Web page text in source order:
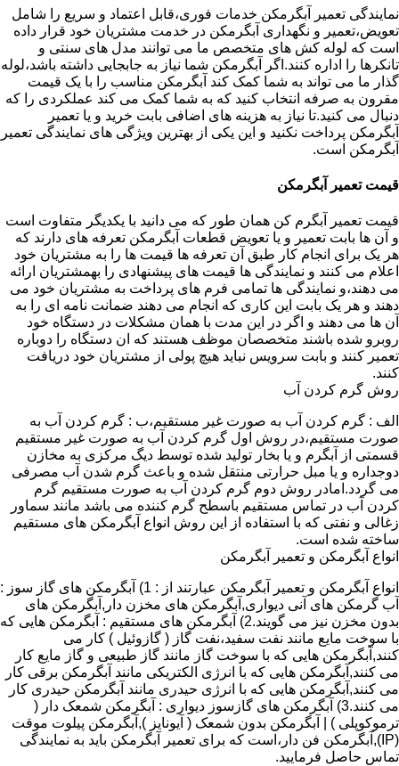
نمایندگی تعمیر آبگرمکن خدمات فوری،قابل اعتماد و سریع را شامل
تعویض،تعمیر و نگهداری آبگرمکن در خدمت مشتریان خود قرار داده
است که لوله کش های متخصص ما می توانند مدل های سنتی و
تانکرها را اداره کنند.اگر آبگرمکن شما نیاز به جابجایی داشته باشد،لوله
گذار ما می تواند به شما کمک کند آبگرمکن مناسب را با یک قیمت
مقرون به صرفه انتخاب کنید که به شما کمک می کند عملکردی را که
دنبال می کنید.تا نیاز به هزینه های اضافی بابت خرید و یا تعمیر
آبگرمکن پرداخت نکنید و این یکی از بهترین ویژگی های نمایندگی تعمیر
آبگرمکن است.
قیمت تعمیر آبگرمکن
قیمت تعمیر آبگرم کن همان طور که می دانید با یکدیگر متفاوت است
و آن ها بابت تعمیر و یا تعویض قطعات آبگرمکن تعرفه های دارند که
هر یک برای انجام کار طبق آن تعرفه ها قیمت ها را به مشتریان خود
اعلام می کنند و نمایندگی ها قیمت های پیشنهادی را بهمشتریان ارائه
می دهند،و نمایندگی ها تمامی فرم های پرداخت به مشتریان خود می
دهند و هر یک بابت این کاری که انجام می دهند ضمانت نامه ای را به
آن ها می دهند و اگر در این مدت با همان مشکلات در دستگاه خود
روبرو شده باشند متخصصان موظف هستند که ان دستگاه را دوباره
تعمیر کنند و بابت سرویس نباید هیچ پولی از مشتریان خود دریافت
کنند.
روش گرم کردن آب
الف : گرم کردن آب به صورت غیر مستقیم،ب : گرم کردن آب به
صورت مستقیم،در روش اول گرم کردن آب به صورت غیر مستقیم
قسمتی از آبگرم و یا بخار تولید شده توسط دیگ مرکزی به مخازن
دوجداره و یا مبل حرارتی منتقل شده و باعث گرم شدن آب مصرفی
می گردد.امادر روش دوم گرم کردن آب به صورت مستقیم گرم
کردن آب در تماس مستقیم باسطح گرم کننده می باشد مانند سماور
زغالی و نفتی که با استفاده از این روش انواع آبگرمکن های مستقیم
ساخته شده است.
انواع آبگرمکن و تعمیر آبگرمکن
انواع آبگرمکن و تعمیر آبگرمکن عبارتند از : 1) آبگرمکن های گاز سوز :
آب گرمکن های آنی دیواری,آبگرمکن های مخزن دار,آبگرمکن های
بدون مخزن نیز می گویند.2) آبگرمکن های مستقیم : آبگرمکن هایی که
با سوخت مایع مانند نفت سفید،نفت گاز ( گازوئیل ) کار می
کنند,آبگرمکن هایی که با سوخت گاز مانند گاز طبیعی و گاز مایع کار
می کنند,آبگرمکن هایی که با انرژی الکتریکی مانند آبگرمکن برقی کار
می کنند,آبگرمکن هایی که با انرژی حیدری مانند آبگرمکن حیدری کار
می کنند.3) آبگرمکن های گازسوز دیواری : آبگرمکن شمعک دار (
ترموکوپلی ) | آبگرمکن بدون شمعک ( آیونایز ),آبگرمکن پیلوت موقت
(IP),آبگرمکن فن دار،است که برای تعمیر آبگرمکن باید به نمایندگی
تماس حاصل فرمایید.